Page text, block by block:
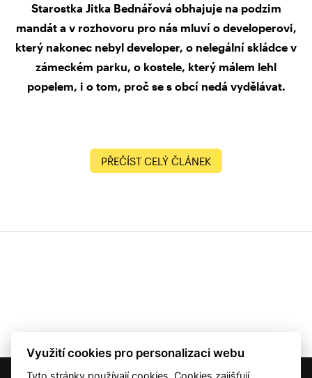
Starostka Jitka Bednářová obhajuje na podzim
mandát a v rozhovoru pro nás mluví o developerovi,
který nakonec nebyl developer, o nelegální skládce v
zámeckém parku, o kostele, který málem lehl
popelem, i o tom, proč se s obcí nedá vydělávat.
PŘEČÍST CELÝ ČLÁNEK
Využití cookies pro personalizaci webu
Tyto stránky používají cookies. Cookies zajišťují